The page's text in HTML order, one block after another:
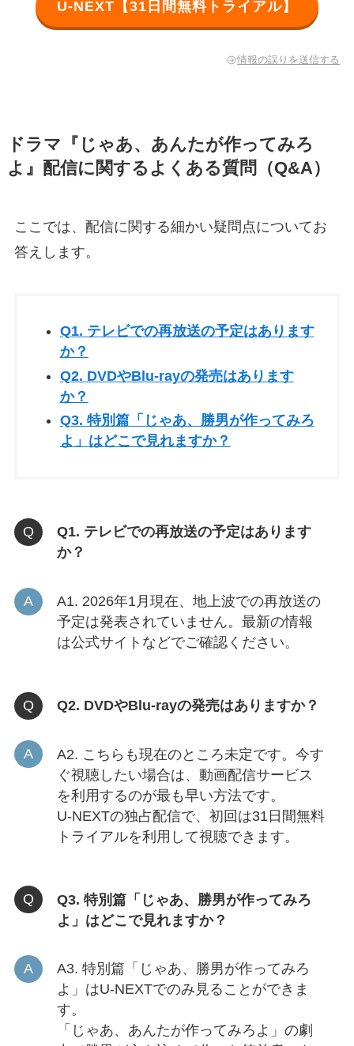
U-NEXT【31日間無料トライアル】
情報の誤りを送信する
ドラマ『じゃあ、あんたが作ってみろ
よ』配信に関するよくある質問（Q&A）
ここでは、配信に関する細かい疑問点についてお
答えします。
Q1. テレビでの再放送の予定はあります
か？
Q2. DVDやBlu-rayの発売はあります
か？
Q3. 特別篇「じゃあ、勝男が作ってみろ
よ」はどこで見れますか？
Q1. テレビでの再放送の予定はあります
か？
A1. 2026年1月現在、地上波での再放送の
予定は発表されていません。最新の情報
は公式サイトなどでご確認ください。
Q2. DVDやBlu-rayの発売はありますか？
A2. こちらも現在のところ未定です。今す
ぐ視聴したい場合は、動画配信サービス
を利用するのが最も早い方法です。
U-NEXTの独占配信で、初回は31日間無料
トライアルを利用して視聴できます。
Q3. 特別篇「じゃあ、勝男が作ってみろ
よ」はどこで見れますか？
A3. 特別篇「じゃあ、勝男が作ってみろ
よ」はU-NEXTでのみ見ることができま
す。
「じゃあ、あんたが作ってみろよ」の劇